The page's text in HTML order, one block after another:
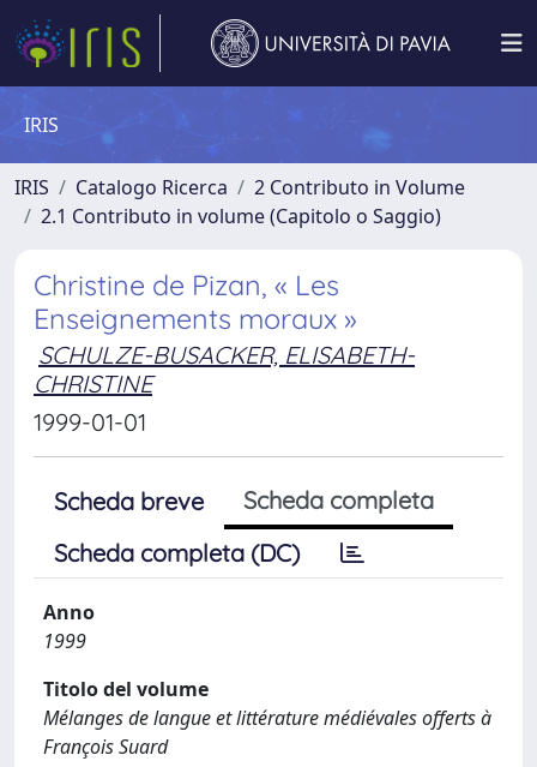
IRIS
IRIS Catalogo Ricerca
2 Contributo in Volume
2.1 Contributo in volume (Capitolo o Saggio)
Christine de Pizan, « Les
Enseignements moraux »
SCHULZE-BUSACKER, ELISABETH-
CHRISTINE
1999-01-01
Scheda breve
Scheda completa
Scheda completa (DC)
Anno
1999
Titolo del volume
Mélanges de langue et littérature médiévales offerts à
François Suard